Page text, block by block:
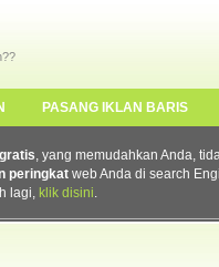
PASANG IKLAN BARIS
, yang memudahkan Anda,
peringkat web Anda di search
lagi, klik disini.